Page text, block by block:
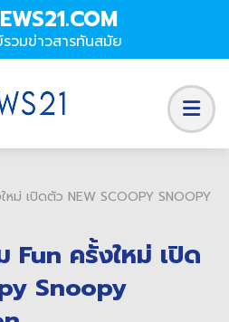
รวมข่าวสารทันสมัย
ม่ เปิดตัว NEW SCOOPY SNOOPY
Fun ครั้งใหม่ เปิด
Snoopy